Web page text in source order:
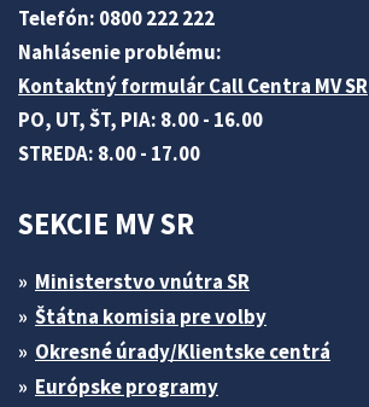
Telefón: 0800 222 222
Nahlásenie problému:
Kontaktný formulár Call Centra MV SR
PO, UT, ŠT, PIA: 8.00 - 16.00
STREDA: 8.00 - 17.00
SEKCIE MV SR
Ministerstvo vnútra SR
Štátna komisia pre volby
Okresné úrady/Klientske centrá
Európske programy